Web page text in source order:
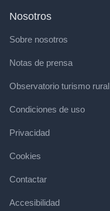
Nosotros
Sobre nosotros
Notas de prensa
Observatorio turismo rural
Condiciones de uso
Privacidad
Cookies
Contactar
Accesibilidad